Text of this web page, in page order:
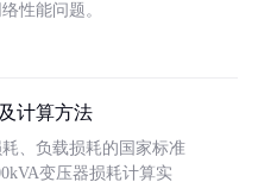
性能问题。
计算方法
、负载损耗的国家标准
变压器损耗计算实